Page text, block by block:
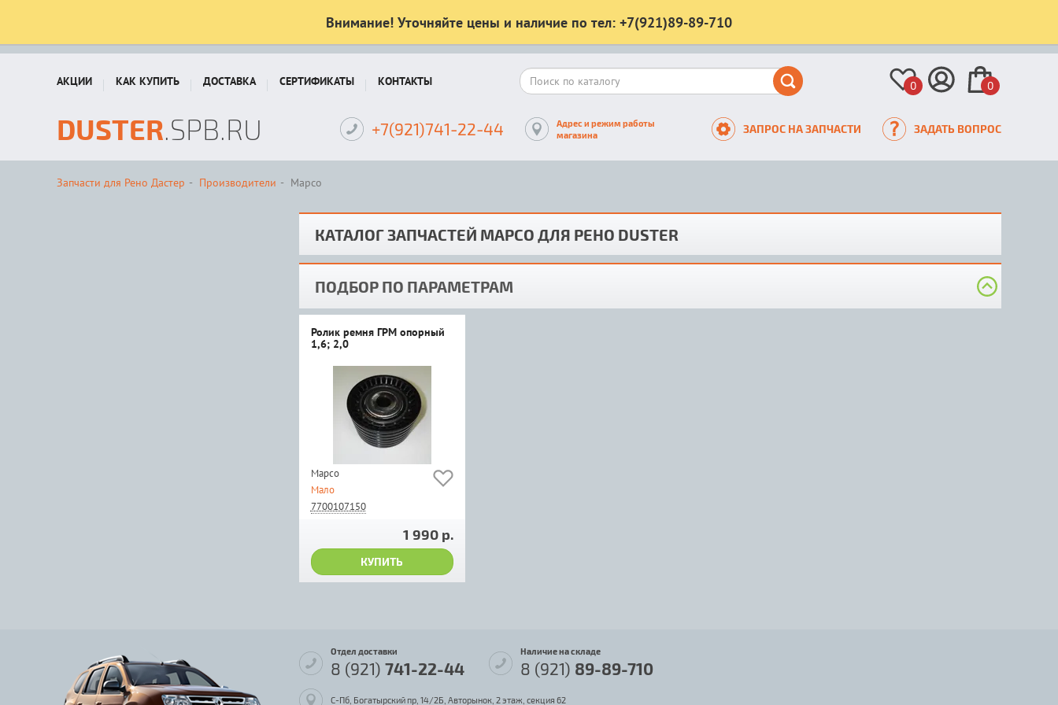
Внимание! Уточняйте цены и наличие по тел: +7(921)89-89-710
АКЦИИ КАК КУПИТЬ ДОСТАВКА СЕРТИФИКАТЫ КОНТАКТЫ 0 0
DUSTER.SPB.RU +7(921)741-22-44
Адрес и режим работы
магазина
ЗАПРОС НА ЗАПЧАСТИ ЗАДАТЬ ВОПРОС
Запчасти для Рено Дастер Производители Mapco
КАТАЛОГ ЗАПЧАСТЕЙ MAPCO ДЛЯ РЕНО DUSTER
ПОДБОР ПО ПАРАМЕТРАМ
Ролик ремня ГРМ опорный
1,6; 2,0
Mapco
Мало
7700107150
1 990 р.
КУПИТЬ
Отдел доставки
8 (921) 741-22-44
Наличие на складе
8 (921) 89-89-710
С-Пб, Богатырский пр, 14/2Б, Авторынок, 2 этаж, секция 62